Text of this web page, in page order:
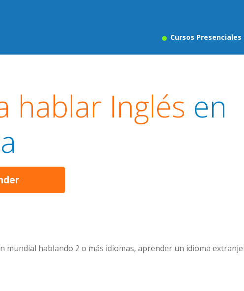
Cursos Presenciales
hablar Inglés en
mundial hablando 2 o más idiomas, aprender un idioma